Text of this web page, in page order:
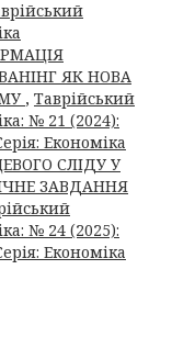
ЯК НОВА
, Таврійський
№ 21 (2024):
Економіка
СЛІДУ У
ЗАВДАННЯ
№ 24 (2025):
Економіка